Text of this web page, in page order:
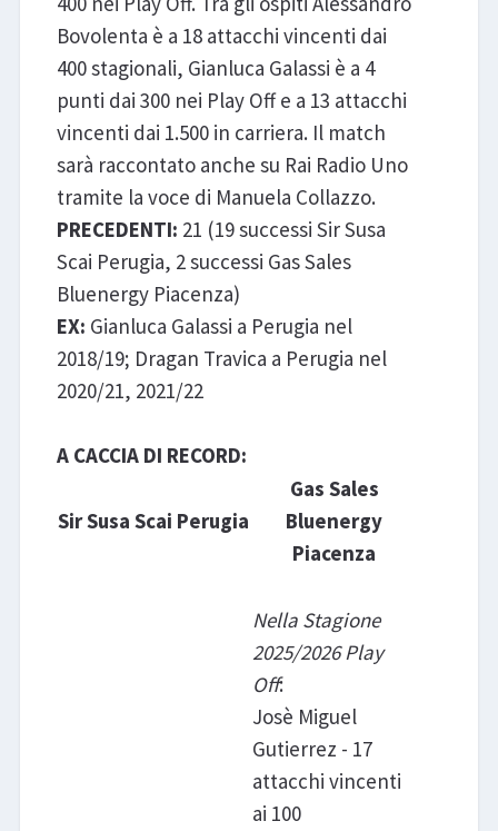
Bovolenta è a 18 attacchi vincenti dai
400 stagionali, Gianluca Galassi è a 4
punti dai 300 nei Play Off e a 13 attacchi
vincenti dai 1.500 in carriera. Il match
sarà raccontato anche su Rai Radio Uno
tramite la voce di Manuela Collazzo.
PRECEDENTI: 21 (19 successi Sir Susa
Scai Perugia, 2 successi Gas Sales
Bluenergy Piacenza)
EX: Gianluca Galassi a Perugia nel
2018/19; Dragan Travica a Perugia nel
2020/21, 2021/22
A CACCIA DI RECORD:
Sir Susa Scai Perugia
Gas Sales
Bluenergy
Piacenza
Nella Stagione
2025/2026 Play
Off:
Josè Miguel
Gutierrez - 17
attacchi vincenti
ai 100